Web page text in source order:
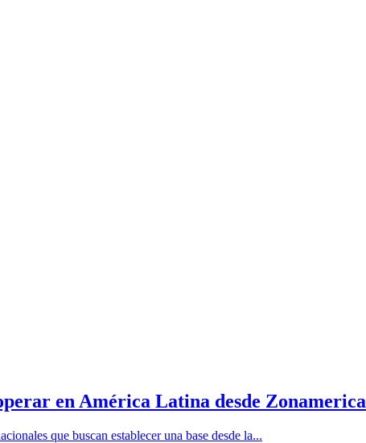
en América Latina desde Zonamerica
que buscan establecer una base desde la...